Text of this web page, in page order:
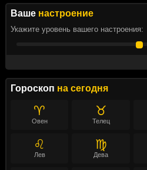
Ваше настроение
Укажите уровень вашего настроения:
Гороскоп на сегодня
♈
Овен
♉
Телец
♌
Лев
♍
Дева